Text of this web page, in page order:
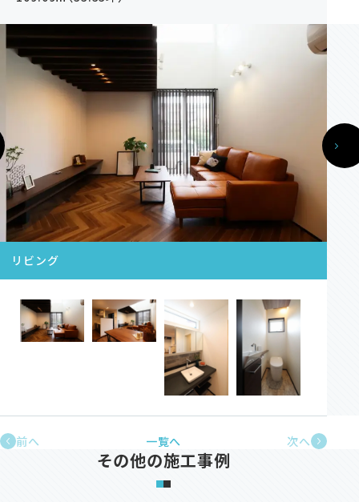
来場予約
資料請求
オンライン相談
リビング
前へ 一覧へ 次へ
その他の施工事例